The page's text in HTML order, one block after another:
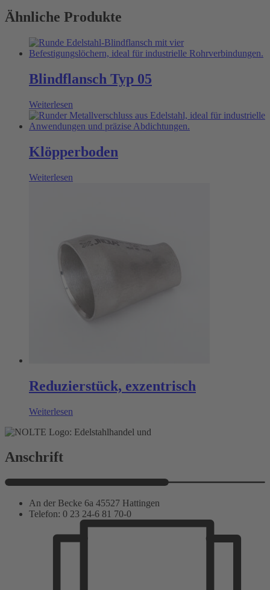
Ähnliche Produkte
Blindflansch Typ 05
Weiterlesen
Klöpperboden
Weiterlesen
Reduzierstück, exzentrisch
Weiterlesen
Anschrift
An der Becke 6a 45527 Hattingen
Telefon: 0 23 24-6 81 70-0